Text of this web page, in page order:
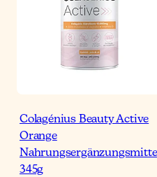
Colagénius Beauty Active
Orange
345g